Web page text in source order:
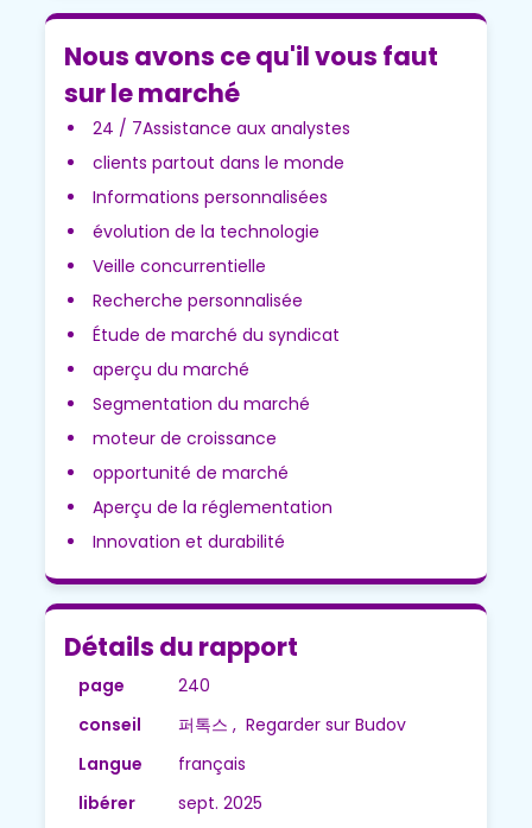
Nous avons ce qu'il vous faut
sur le marché
24 / 7Assistance aux analystes
clients partout dans le monde
Informations personnalisées
évolution de la technologie
Veille concurrentielle
Recherche personnalisée
Étude de marché du syndicat
aperçu du marché
Segmentation du marché
moteur de croissance
opportunité de marché
Aperçu de la réglementation
Innovation et durabilité
Détails du rapport
page
240
conseil
퍼톡스 , Regarder sur Budov
Langue
français
libérer
sept. 2025